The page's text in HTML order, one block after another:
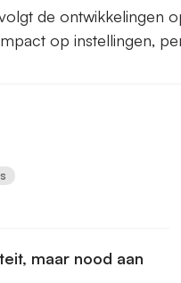
de ontwikkelingen
op instellingen,
maar nood aan